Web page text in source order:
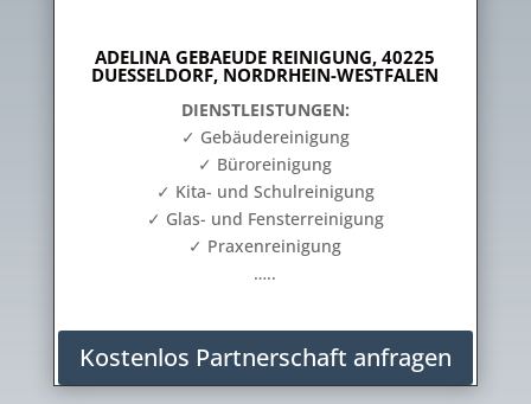
ADELINA GEBAEUDE REINIGUNG, 40225
DUESSELDORF, NORDRHEIN-WESTFALEN
DIENSTLEISTUNGEN:
✓ Gebäudereinigung
✓ Büroreinigung
✓ Kita- und Schulreinigung
✓ Glas- und Fensterreinigung
✓ Praxenreinigung
…..
Kostenlos Partnerschaft anfragen